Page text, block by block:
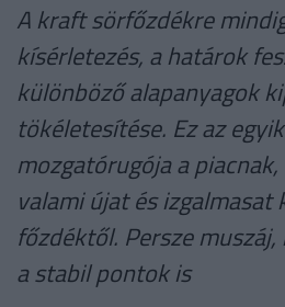
A kraft sörfőzdékre
kísérletezés, a határok
különböző alapanyagok
tökéletesítése. Ez az
mozgatórugója a
valami újat és izgalmasat
főzdéktől. Persze
a stabil pontok is